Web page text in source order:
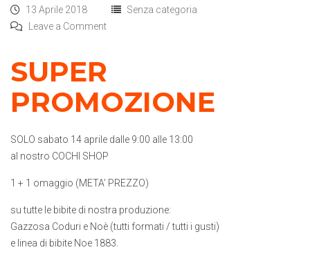
13 Aprile 2018
Senza categoria
Leave a Comment
SUPER
PROMOZIONE
SOLO sabato 14 aprile dalle 9:00 alle 13:00
al nostro COCHI SHOP
1 + 1 omaggio (META’ PREZZO)
su tutte le bibite di nostra produzione:
Gazzosa Coduri e Noè (tutti formati / tutti i gusti)
e linea di bibite Noe 1883.